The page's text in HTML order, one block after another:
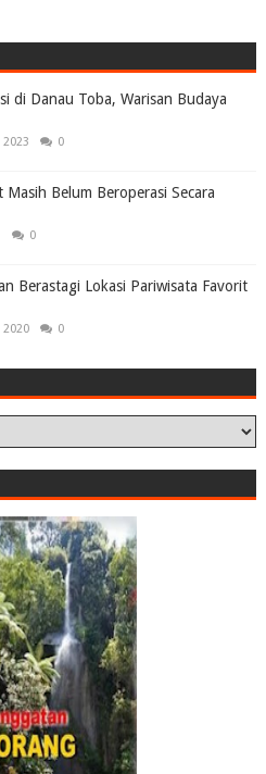
di Danau Toba, Warisan Budaya
0
Belum Beroperasi Secara
0
Berastagi Lokasi Pariwisata Favorit
0